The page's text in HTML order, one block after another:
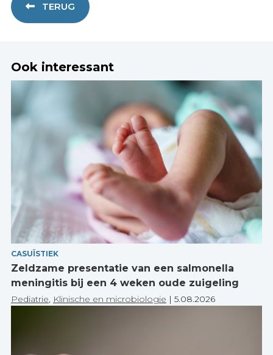
TERUG
Ook interessant
CASUÏSTIEK
Zeldzame presentatie van een salmonella
meningitis bij een 4 weken oude zuigeling
Pediatrie, Klinische en microbiologie | 5.08.2026